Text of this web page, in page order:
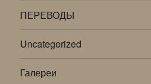
ПЕРЕВОДЫ
Uncategorized
Галереи